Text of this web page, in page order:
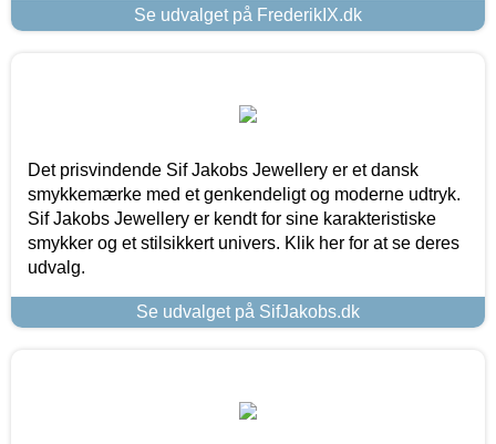
Se udvalget på FrederikIX.dk
Det prisvindende Sif Jakobs Jewellery er et dansk
smykkemærke med et genkendeligt og moderne udtryk.
Sif Jakobs Jewellery er kendt for sine karakteristiske
smykker og et stilsikkert univers. Klik her for at se deres
udvalg.
Se udvalget på SifJakobs.dk